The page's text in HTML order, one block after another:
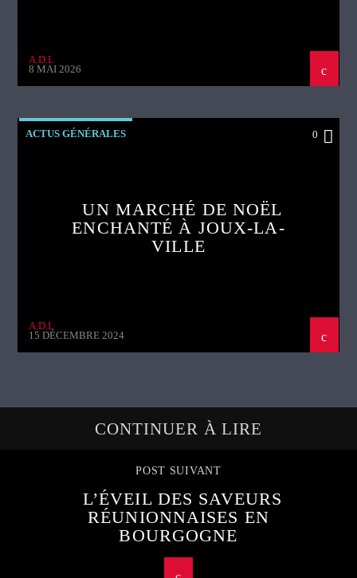
A.D.L
8 MAI 2026
ACTUS GÉNÉRALES 0
UN MARCHÉ DE NOËL
ENCHANTÉ À JOUX-LA-
VILLE
A.D.L
15 DÉCEMBRE 2024
CONTINUER À LIRE
POST SUIVANT
L’ÉVEIL DES SAVEURS
RÉUNIONNAISES EN
BOURGOGNE